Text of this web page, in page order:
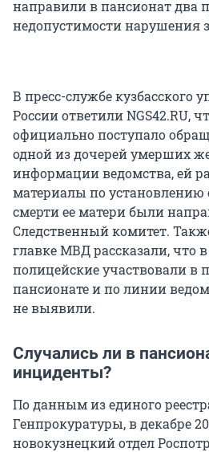
направили в пансионат два
недопустимости нарушения
В пресс-службе кузбасского
России ответили NGS42.RU,
официально поступало
одной из дочерей умерших
информации ведомства, ей
материалы по установлению
смерти ее матери были
Следственный комитет.
главке МВД рассказали, что в
полицейские участвовали в
пансионате и по линии
не выявили.
Случались ли в
инциденты?
По данным из единого
Генпрокуратуры, в декабре
новокузнецкий отдел